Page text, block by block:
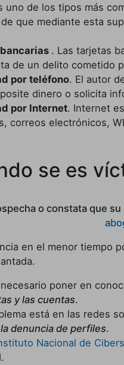
uno de los tipos más
que mediante esta
. Las tarjetas
de un delito cometido
por teléfono. El autor
dinero o solicita
por Internet. Internet
correos electrónicos,
se es
o constata que
en el menor tiempo
poner en
y las cuentas.
está en las redes
denuncia de perfiles.
Nacional de